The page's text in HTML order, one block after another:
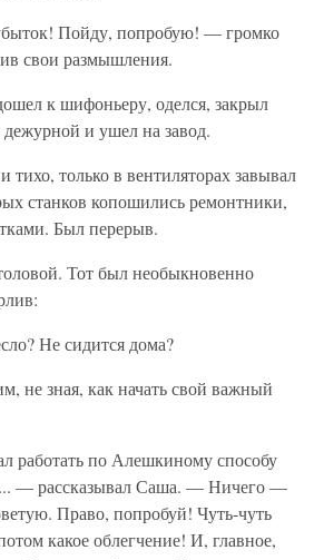
Пойду, попробую! — громко
свои размышления.
к шифоньеру, оделся, закрыл
и ушел на завод.
только в вентиляторах завывал
станков копошились ремонтники,
Был перерыв.
Тот был необыкновенно
Не сидится дома?
не зная, как начать свой важный
работать по Алешкиному способу
— рассказывал Саша. — Ничего —
Право, попробуй! Чуть-чуть
какое облегчение! И, главное,